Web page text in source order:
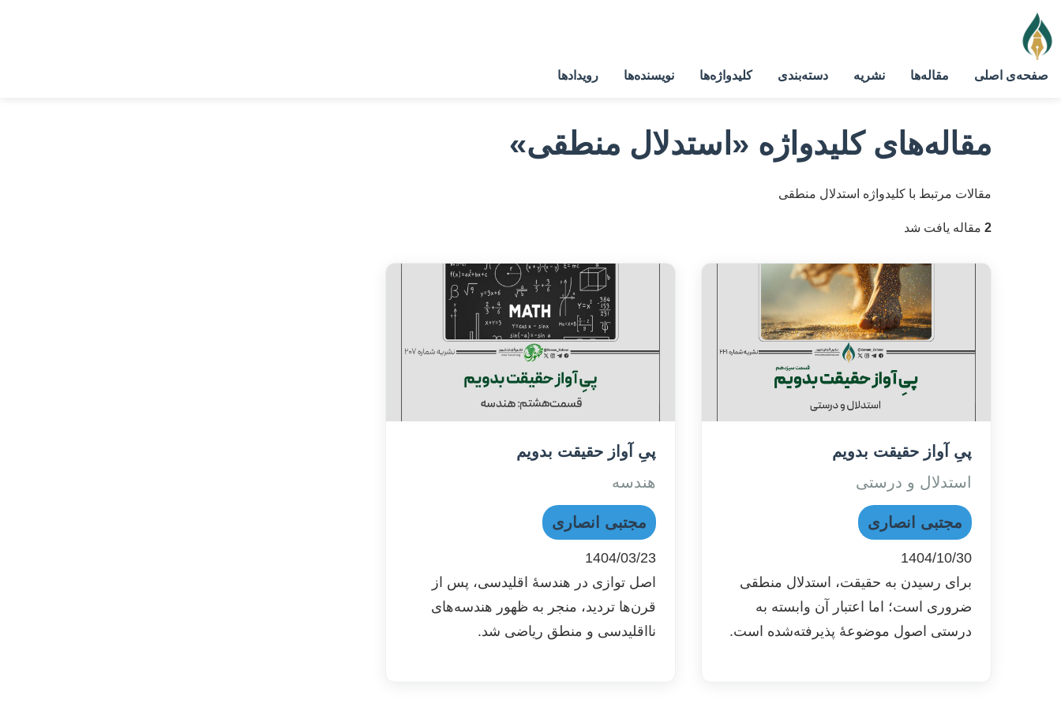
صفحه‌ی اصلی مقاله‌ها نشریه دسته‌بندی کلیدواژه‌ها نویسنده‌ها رویدادها
مقاله‌های کلیدواژه «استدلال منطقی»
مقالات مرتبط با کلیدواژه استدلال منطقی
2 مقاله یافت شد
پیِ آواز حقیقت بدویم
استدلال و درستی
مجتبی انصاری
1404/10/30
برای رسیدن به حقیقت، استدلال منطقی
ضروری است؛ اما اعتبار آن وابسته به
درستی اصول موضوعهٔ پذیرفته‌شده است.
پیِ آواز حقیقت بدویم
هندسه
مجتبی انصاری
1404/03/23
اصل توازی در هندسۀ اقلیدسی، پس از
قرن‌ها تردید، منجر به ظهور هندسه‌های
نااقلیدسی و منطق ریاضی شد.